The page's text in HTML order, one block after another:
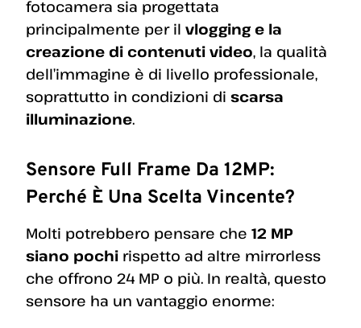
fotocamera sia progettata
principalmente per il vlogging e la
creazione di contenuti video, la qualità
dell’immagine è di livello professionale,
soprattutto in condizioni di scarsa
illuminazione.
Sensore Full Frame Da 12MP:
Perché È Una Scelta Vincente?
Molti potrebbero pensare che 12 MP
siano pochi rispetto ad altre mirrorless
che offrono 24 MP o più. In realtà, questo
sensore ha un vantaggio enorme: